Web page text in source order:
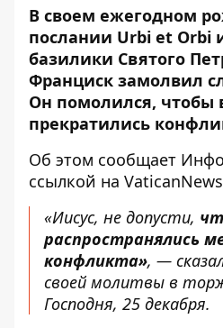
В своем ежегодном
послании Urbi et Orbi
базилики Святого
Франциск замолвил
Он помолился, чтобы
прекратились
Об этом сообщает
ссылкой на VaticanNews
«Иисус, не допусти,
распространялись
конфликта», —
своей молитвы в
Господня, 25 декабря.